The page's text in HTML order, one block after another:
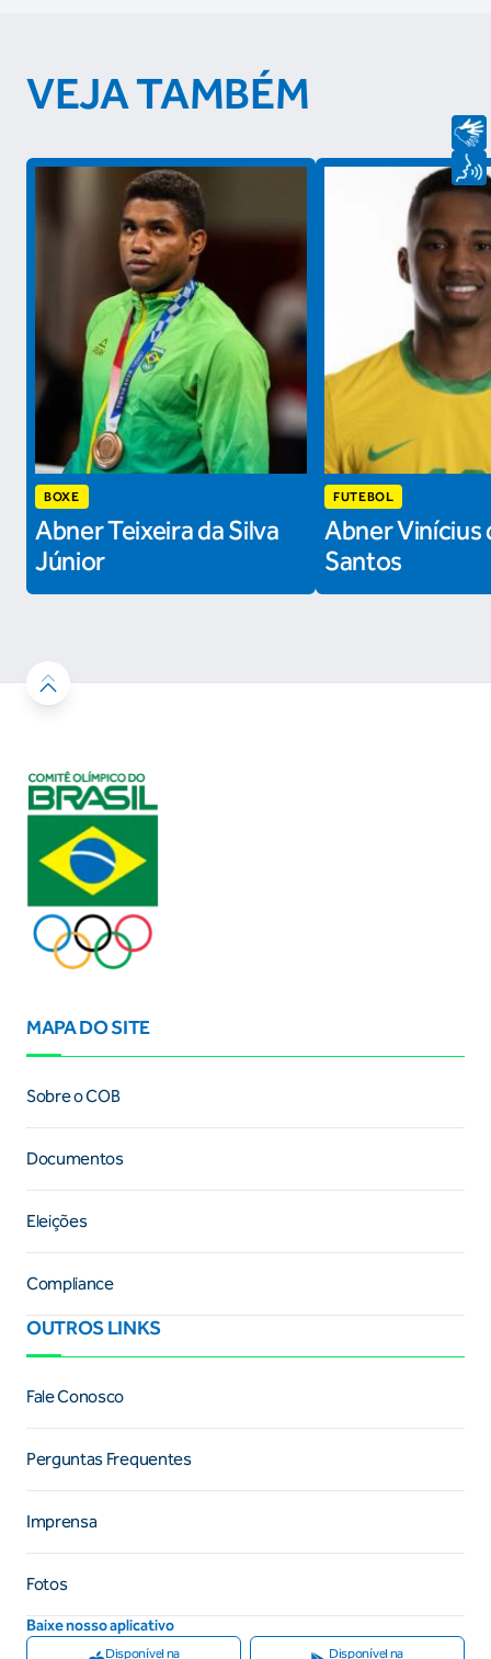
VEJA TAMBÉM
BOXE
Abner Teixeira da Silva
Júnior
FUTEBOL
Abner Vinícius
Santos
MAPA DO SITE
Sobre o COB
Documentos
Eleições
Compliance
OUTROS LINKS
Fale Conosco
Perguntas Frequentes
Imprensa
Fotos
Baixe nosso aplicativo
Disponível na Disponível na